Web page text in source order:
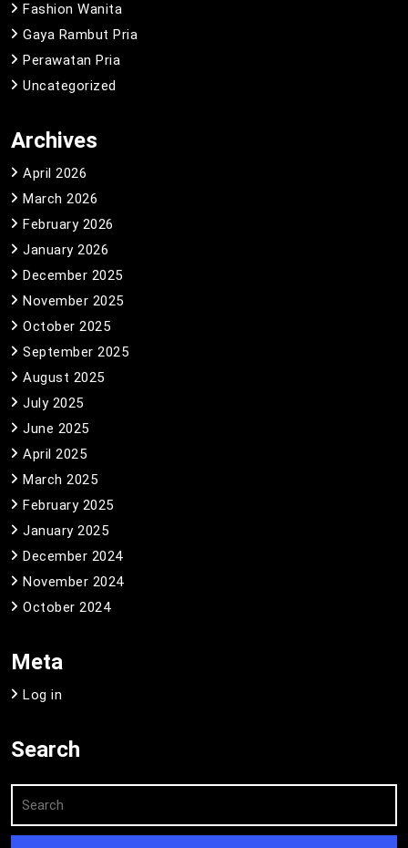
Fashion Wanita
Gaya Rambut Pria
Perawatan Pria
Uncategorized
Archives
April 2026
March 2026
February 2026
January 2026
December 2025
November 2025
October 2025
September 2025
August 2025
July 2025
June 2025
April 2025
March 2025
February 2025
January 2025
December 2024
November 2024
October 2024
Meta
Log in
Search